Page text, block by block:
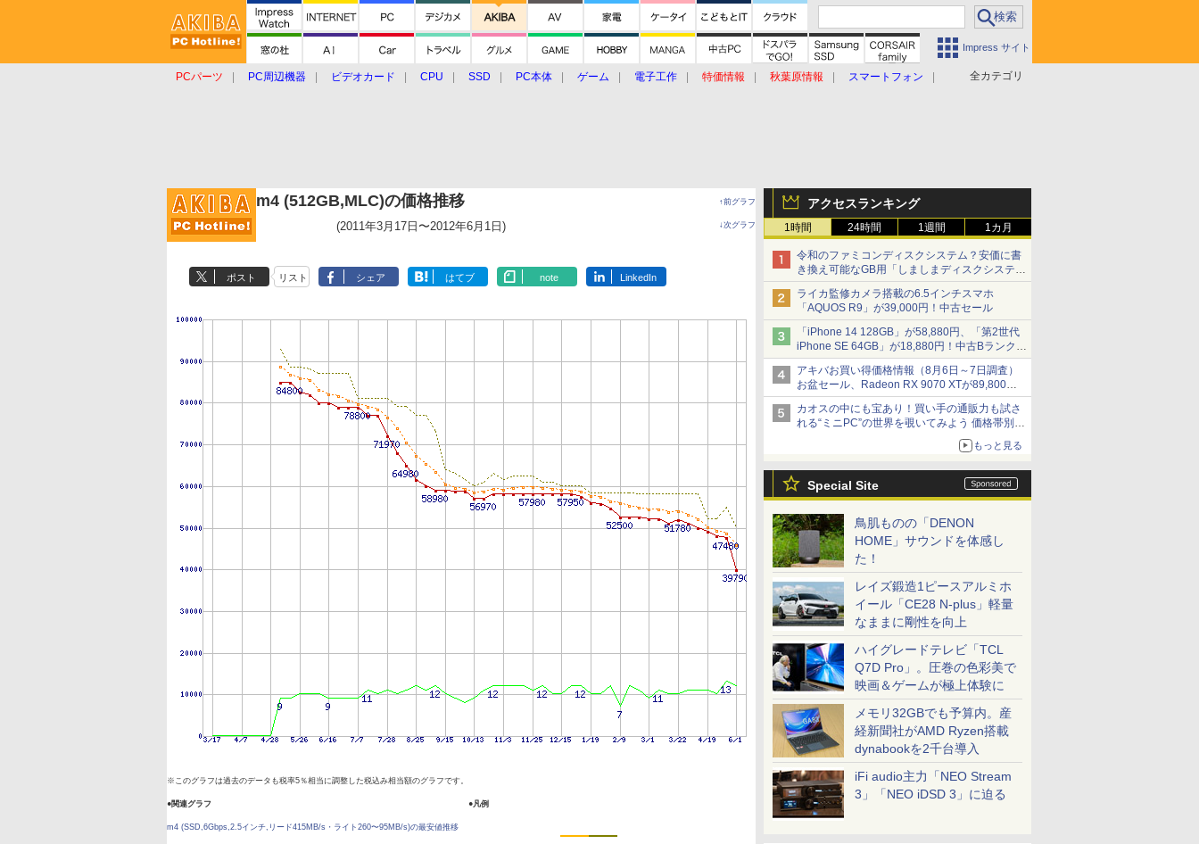
Impress サイト
全カテゴリ
PCパーツ PC周辺機器 ビデオカード CPU SSD PC本体 ゲーム 電子工作 特価情報 秋葉原情報
スマートフォン
アクセスランキング
1時間 24時間 1週間 1カ月
令和のファミコンディスクシステム？安価に書
き換え可能なGB用「しましまディスクシステ
ム」
ライカ監修カメラ搭載の6.5インチスマホ
「AQUOS R9」が39,000円！中古セール
「iPhone 14 128GB」が58,880円、「第2世代
iPhone SE 64GB」が18,880円！中古Bランク品
セール
アキバお買い得価格情報（8月6日～7日調査）
お盆セール、Radeon RX 9070 XTが89,800
円、水平周波数24.8kHz対応の17型モニターが
9,801円、暑さ指数連動セール ほか
カオスの中にも宝あり！買い手の通販力も試さ
れる“ミニPC”の世界を覗いてみよう 価格帯別に
仕様や特徴を整理、11製品をピックアップ text
もっと見る
Special Site
鳥肌ものの「DENON
HOME」サウンドを体感し
た！
レイズ鍛造1ピースアルミホ
イール「CE28 N-plus」軽量
なままに剛性を向上
ハイグレードテレビ「TCL
Q7D Pro」。圧巻の色彩美で
映画＆ゲームが極上体験に
メモリ32GBでも予算内。産
経新聞社がAMD Ryzen搭載
dynabookを2千台導入
iFi audio主力「NEO Stream
3」「NEO iDSD 3」に迫る
m4 (512GB,MLC)の価格推移 ↑前グラフ
↓次グラフ
(2011年3月17日〜2012年6月1日)
ポスト リスト シェア はてブ note LinkedIn
※このグラフは過去のデータも税率5％相当に調整した税込み相当額のグラフです。
●関連グラフ
m4 (SSD,6Gbps,2.5インチ,リード415MB/s・ライト260〜95MB/s)の最安値推移
●凡例